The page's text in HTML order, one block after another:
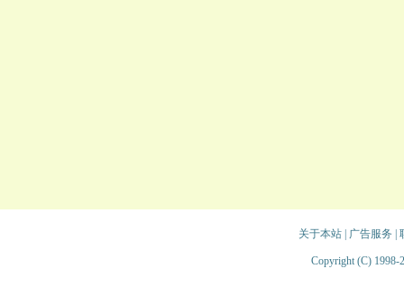
关于本站| 广告服务
Copyright (C) 1998-